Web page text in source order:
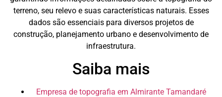
terreno, seu relevo e suas características naturais. Esses
dados são essenciais para diversos projetos de
construção, planejamento urbano e desenvolvimento de
infraestrutura.
Saiba mais
Empresa de topografia em Almirante Tamandaré